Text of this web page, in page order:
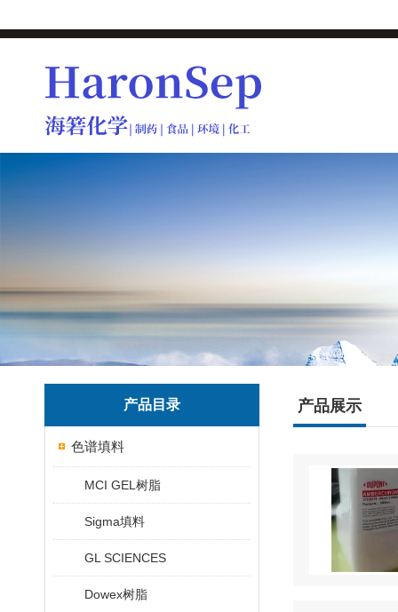
产品目录
色谱填料
MCI GEL树脂
Sigma填料
GL SCIENCES
Dowex树脂
产品展示